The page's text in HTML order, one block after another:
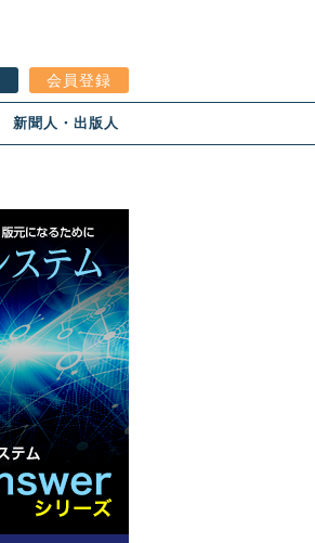
会員登録
新聞人・出版人